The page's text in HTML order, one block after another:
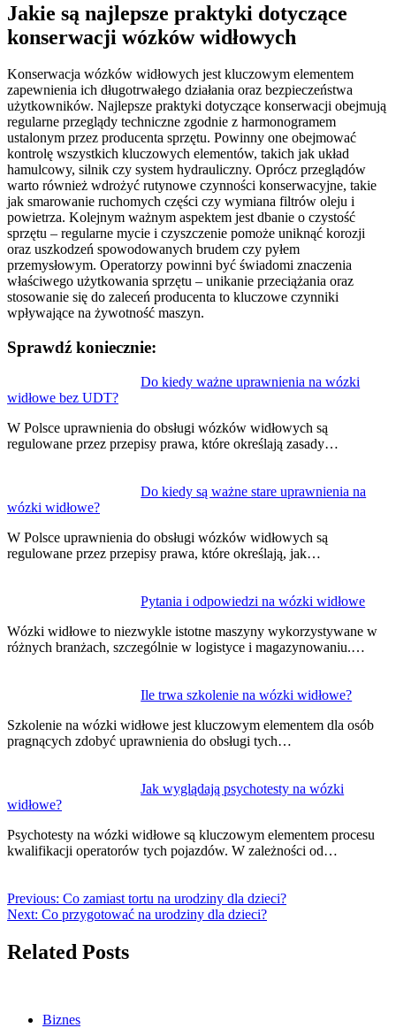
Jakie są najlepsze praktyki dotyczące
konserwacji wózków widłowych
Konserwacja wózków widłowych jest kluczowym elementem
zapewnienia ich długotrwałego działania oraz bezpieczeństwa
użytkowników. Najlepsze praktyki dotyczące konserwacji obejmują
regularne przeglądy techniczne zgodnie z harmonogramem
ustalonym przez producenta sprzętu. Powinny one obejmować
kontrolę wszystkich kluczowych elementów, takich jak układ
hamulcowy, silnik czy system hydrauliczny. Oprócz przeglądów
warto również wdrożyć rutynowe czynności konserwacyjne, takie
jak smarowanie ruchomych części czy wymiana filtrów oleju i
powietrza. Kolejnym ważnym aspektem jest dbanie o czystość
sprzętu – regularne mycie i czyszczenie pomoże uniknąć korozji
oraz uszkodzeń spowodowanych brudem czy pyłem
przemysłowym. Operatorzy powinni być świadomi znaczenia
właściwego użytkowania sprzętu – unikanie przeciążania oraz
stosowanie się do zaleceń producenta to kluczowe czynniki
wpływające na żywotność maszyn.
Sprawdź koniecznie:
Do kiedy ważne uprawnienia na wózki
widłowe bez UDT?
W Polsce uprawnienia do obsługi wózków widłowych są
regulowane przez przepisy prawa, które określają zasady…
Do kiedy są ważne stare uprawnienia na
wózki widłowe?
W Polsce uprawnienia do obsługi wózków widłowych są
regulowane przez przepisy prawa, które określają, jak…
Pytania i odpowiedzi na wózki widłowe
Wózki widłowe to niezwykle istotne maszyny wykorzystywane w
różnych branżach, szczególnie w logistyce i magazynowaniu.…
Ile trwa szkolenie na wózki widłowe?
Szkolenie na wózki widłowe jest kluczowym elementem dla osób
pragnących zdobyć uprawnienia do obsługi tych…
Jak wyglądają psychotesty na wózki
widłowe?
Psychotesty na wózki widłowe są kluczowym elementem procesu
kwalifikacji operatorów tych pojazdów. W zależności od…
wpisu
Previous: Co zamiast tortu na urodziny dla dzieci?
Next: Co przygotować na urodziny dla dzieci?
Related Posts
Biznes